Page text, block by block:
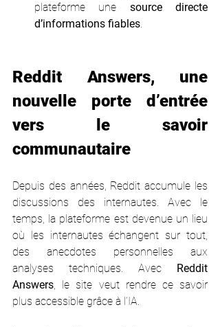
plateforme une source directe
d’informations fiables.
Reddit Answers, une
nouvelle porte d’entrée
vers le savoir
communautaire
Depuis des années, Reddit accumule les
discussions des internautes. Avec le
temps, la plateforme est devenue un lieu
où les internautes échangent sur tout,
des anecdotes personnelles aux
analyses techniques. Avec
Reddit
Answers, le site veut rendre ce savoir
plus accessible grâce à l’IA.